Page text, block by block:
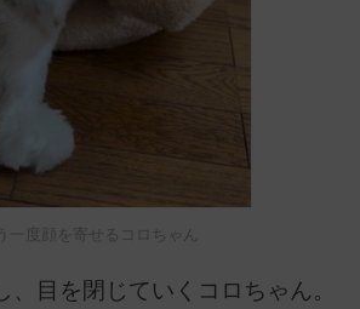
一度顔を寄せるコロちゃん
、目を閉じていくコロちゃん。